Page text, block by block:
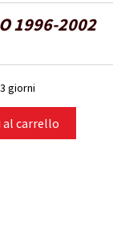
1996-2002
giorni
al carrello